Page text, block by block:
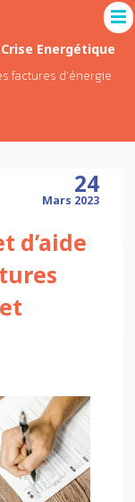
Energétique
factures d’énergie
24
Mars 2023
d’aide